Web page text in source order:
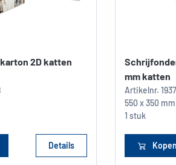
2D katten
Details
mm katten
Artikelnr.
550 x 350 mm
1 stuk
Kopen